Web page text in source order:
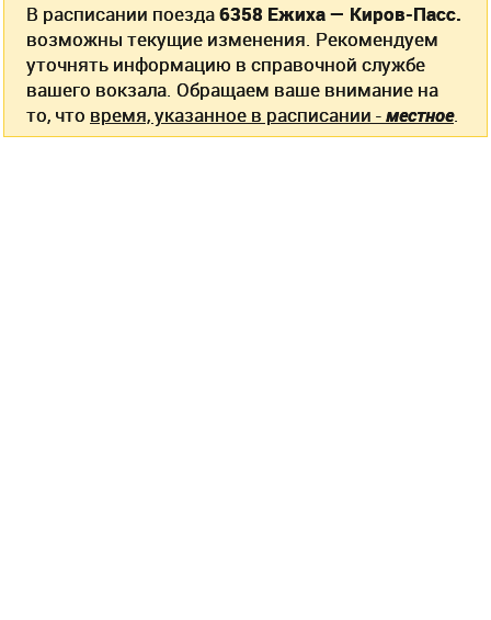
В расписании поезда6358 Ежиха — Киров-Пасс.
возможны текущие изменения. Рекомендуем
уточнять информацию в справочной службе
вашего вокзала. Обращаем ваше внимание на
то, что время, указанное в расписании -местное.